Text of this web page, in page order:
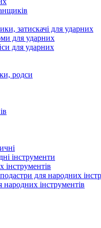
затискачі для ударних
для ударних
для ударних
родси
інструменти
інструментів
для народних
народних інструментів